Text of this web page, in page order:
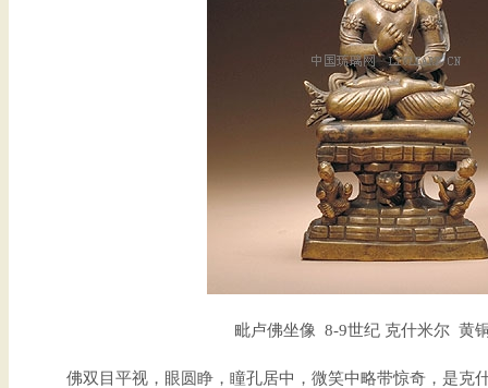
毗卢佛坐像 8-9世纪 克什米尔 黄
佛双目平视，眼圆睁，瞳孔居中，微笑中略带惊奇，是克